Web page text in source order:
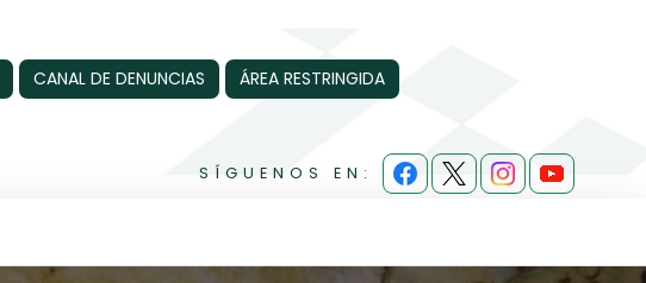
CANAL DE DENUNCIAS ÁREA RESTRINGIDA
SÍGUENOS EN: